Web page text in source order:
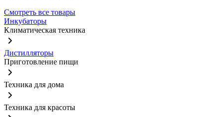
Смотреть все товары
Инкубаторы
Климатическая техника
Дистилляторы
Приготовление пищи
Техника для дома
Техника для красоты